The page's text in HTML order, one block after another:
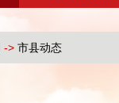
-> 市县动态